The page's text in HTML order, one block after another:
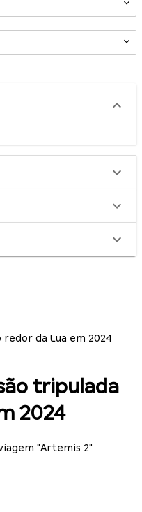
redor da Lua em 2024
tripulada
2024
"Artemis 2"